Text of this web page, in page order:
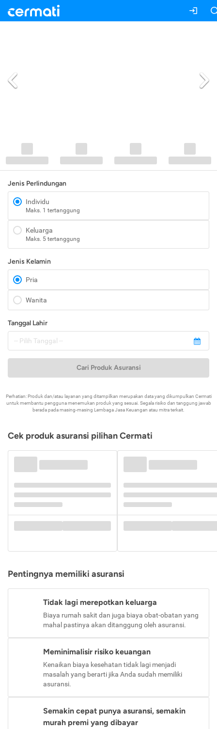
Jenis Perlindungan
Individu
Maks. 1 tertanggung
Keluarga
Maks. 5 tertanggung
Jenis Kelamin
Pria
Wanita
Tanggal Lahir
Cari Produk Asuransi
Perhatian: Produk dan/atau layanan yang ditampilkan merupakan data yang dikumpulkan Cermati
untuk membantu pengguna menemukan produk yang sesuai. Segala risiko dan tanggung jawab
berada pada masing-masing Lembaga Jasa Keuangan atau mitra terkait.
Cek produk asuransi pilihan Cermati
Pentingnya memiliki asuransi
Tidak lagi merepotkan keluarga
Biaya rumah sakit dan juga biaya obat-obatan yang
mahal pastinya akan ditanggung oleh asuransi.
Meminimalisir risiko keuangan
Kenaikan biaya kesehatan tidak lagi menjadi
masalah yang berarti jika Anda sudah memiliki
asuransi.
Semakin cepat punya asuransi, semakin
murah premi yang dibayar